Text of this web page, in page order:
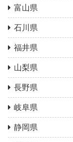
富山県
石川県
福井県
山梨県
長野県
岐阜県
静岡県